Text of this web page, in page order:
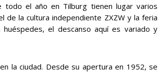
el año en Tilburg tienen lugar varios
la cultura independiente ZXZW y la feria
el descanso aquí es variado y
la ciudad. Desde su apertura en 1952, se